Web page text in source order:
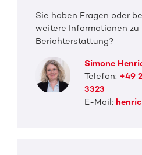
Sie haben Fragen oder
weitere Informationen zu
Berichterstattung?
Simone
Telefon: +49
3323
E-Mail: